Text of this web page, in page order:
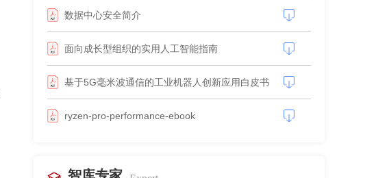
数据中心安全简介
面向成长型组织的实用人工智能指南
基于5G毫米波通信的工业机器人创新应用白皮书
ryzen-pro-performance-ebook